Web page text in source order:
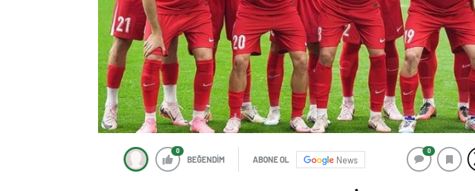
0
BEĞENDİM ABONE OL News
0